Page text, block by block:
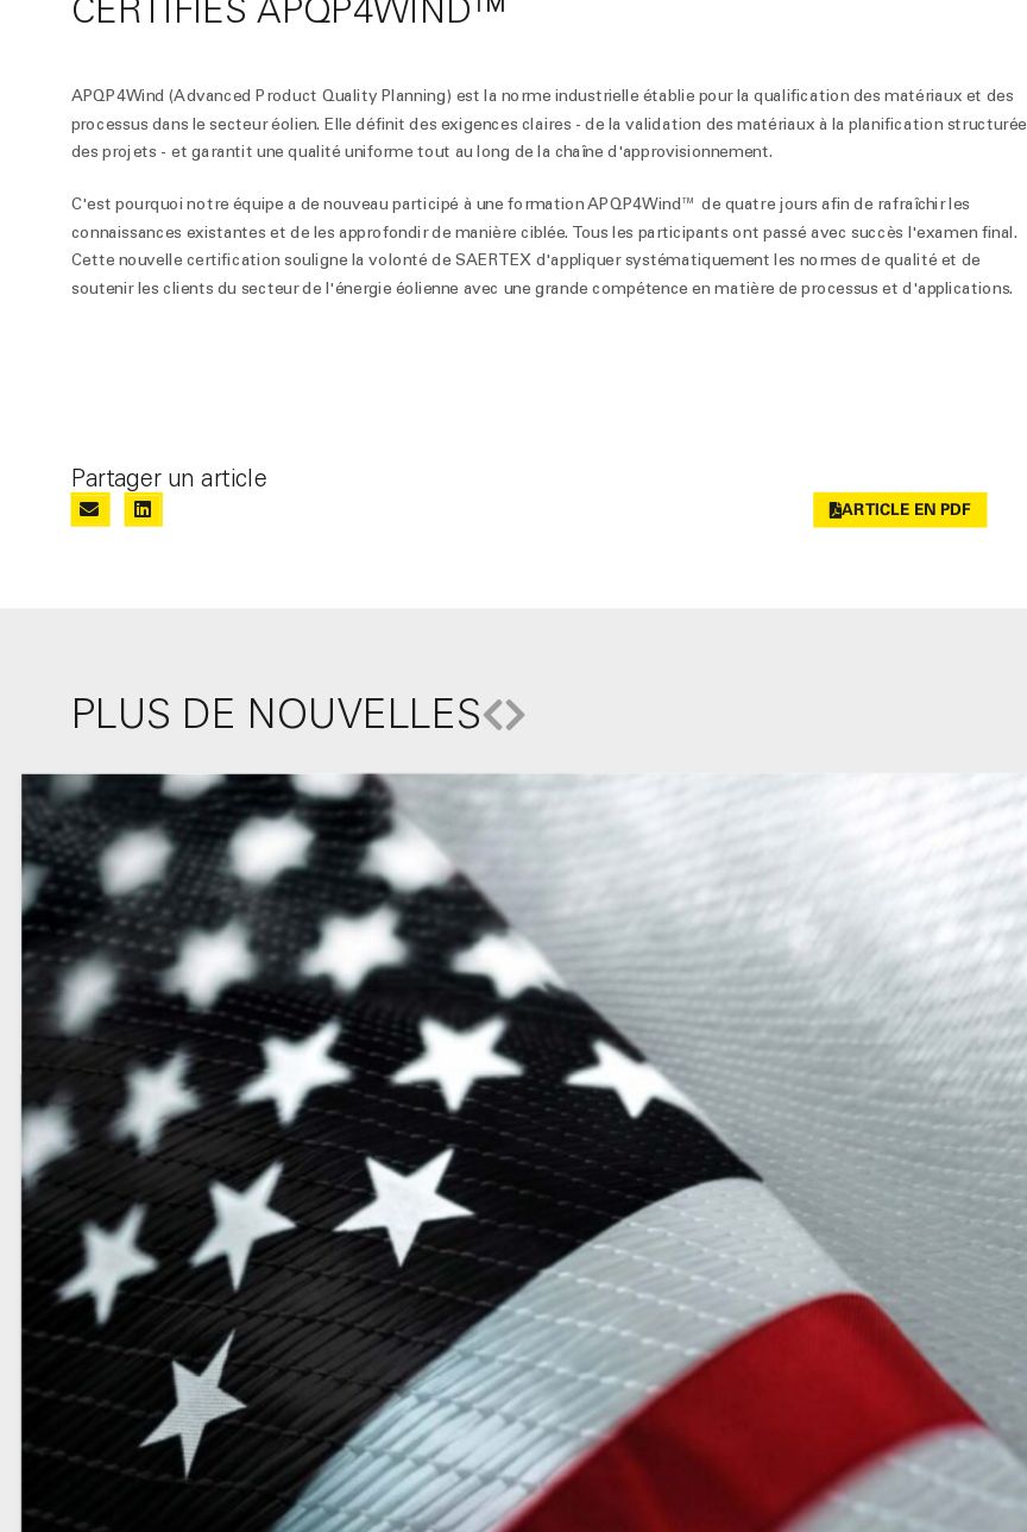
CERTIFIÉS APQP4WIND™
APQP4Wind (Advanced Product Quality Planning) est la norme industrielle établie pour la qualification des matériaux et des
processus dans le secteur éolien. Elle définit des exigences claires - de la validation des matériaux à la planification structurée
des projets - et garantit une qualité uniforme tout au long de la chaîne d'approvisionnement.
C'est pourquoi notre équipe a de nouveau participé à une formation APQP4Wind™ de quatre jours afin de rafraîchir les
connaissances existantes et de les approfondir de manière ciblée. Tous les participants ont passé avec succès l'examen final.
Cette nouvelle certification souligne la volonté de SAERTEX d'appliquer systématiquement les normes de qualité et de
soutenir les clients du secteur de l'énergie éolienne avec une grande compétence en matière de processus et d'applications.
Partager un article
ARTICLE EN PDF
PLUS DE NOUVELLES